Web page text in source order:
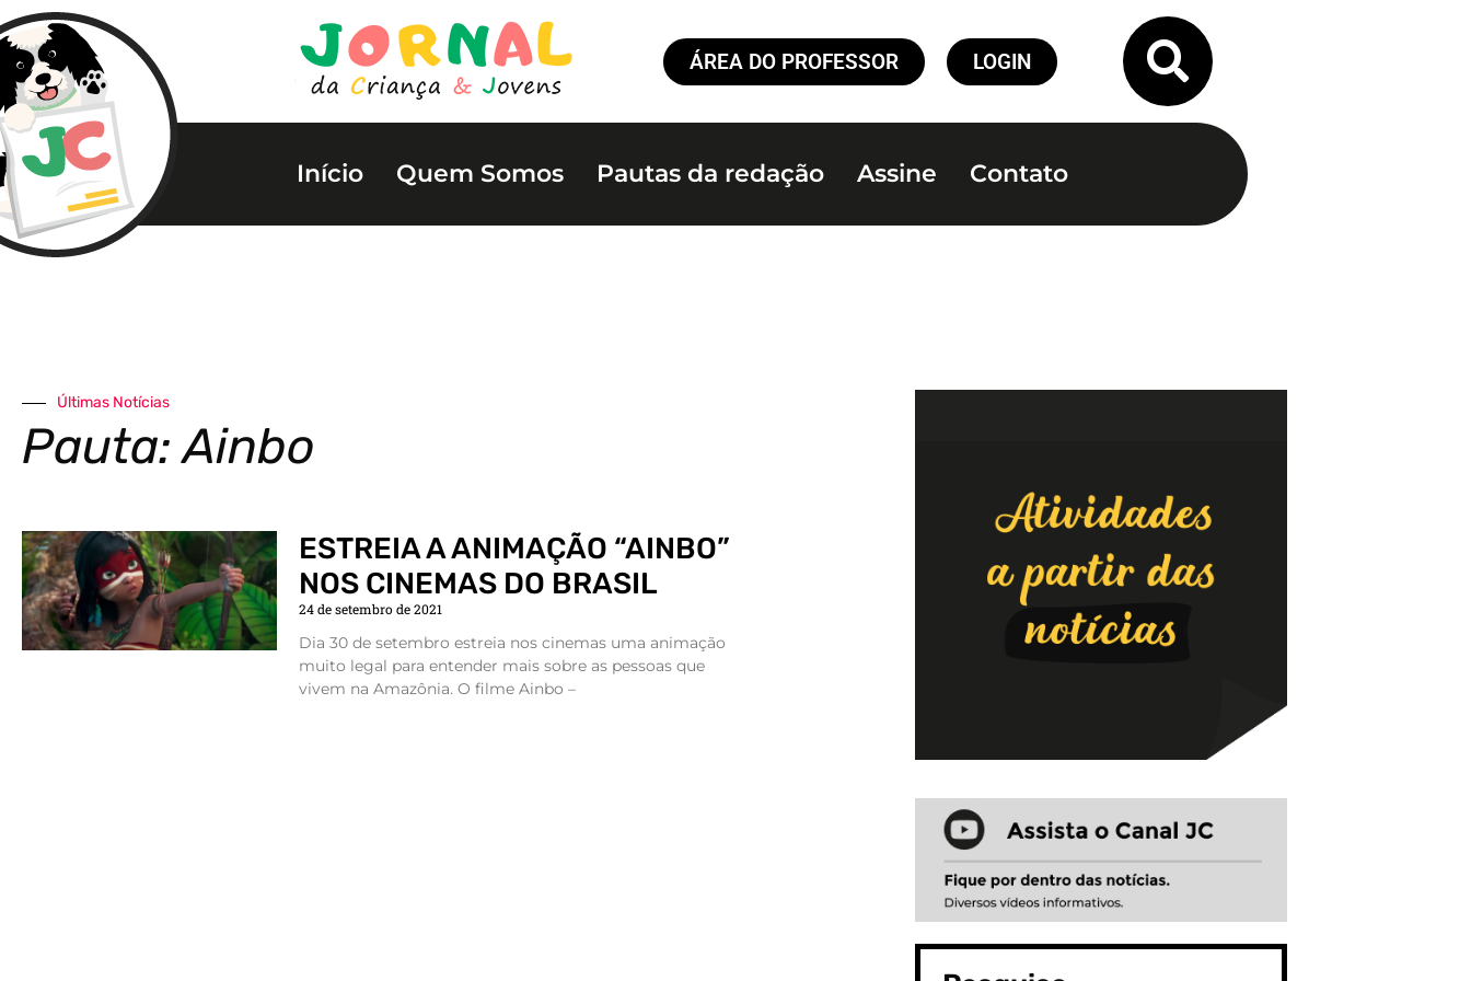
ÁREA DO PROFESSOR LOGIN
Início Quem Somos Pautas da redação Assine Contato
Últimas Notícias
Pauta: Ainbo
ESTREIA A ANIMAÇÃO “AINBO”
NOS CINEMAS DO BRASIL
24 de setembro de 2021
Dia 30 de setembro estreia nos cinemas uma animação
muito legal para entender mais sobre as pessoas que
vivem na Amazônia. O filme Ainbo –